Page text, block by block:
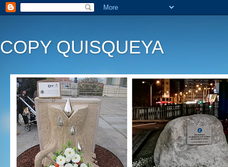
COPY QUISQUEYA